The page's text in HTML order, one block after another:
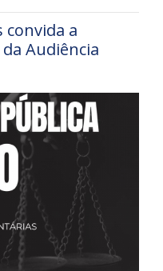
a
Audiência